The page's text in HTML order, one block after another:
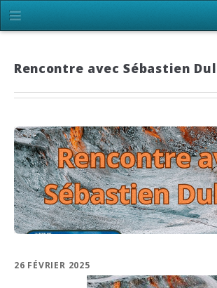
Rencontre avec Sébastien
26 FÉVRIER 2025